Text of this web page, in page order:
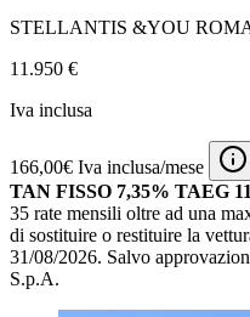
STELLANTIS &YOU
11.950 €
Iva inclusa
166,00€ Iva inclusa/mese
TAN FISSO 7,35% TAEG
35 rate mensili oltre ad una
di sostituire o restituire la
31/08/2026. Salvo
S.p.A.